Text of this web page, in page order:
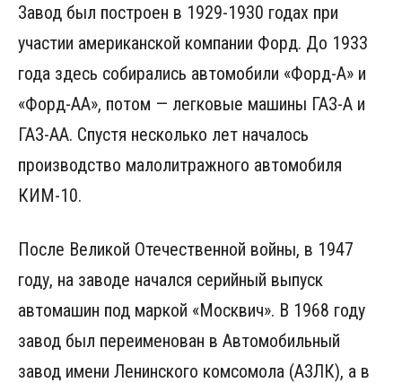
Завод был построен в 1929-1930 годах при
участии американской компании Форд. До 1933
года здесь собирались автомобили «Форд-А» и
«Форд-АА», потом — легковые машины ГАЗ-А и
ГАЗ-АА. Спустя несколько лет началось
производство малолитражного автомобиля
КИМ-10.
После Великой Отечественной войны, в 1947
году, на заводе начался серийный выпуск
автомашин под маркой «Москвич». В 1968 году
завод был переименован в Автомобильный
завод имени Ленинского комсомола (АЗЛК), а в